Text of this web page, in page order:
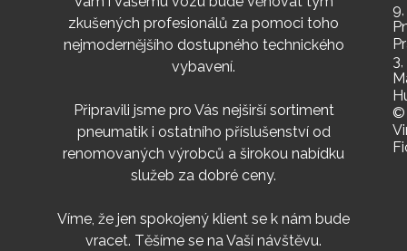
zkušených profesionálů za pomoci toho
nejmodernějšího dostupného technického
vybavení.
Připravili jsme pro Vás nejširší sortiment
pneumatik i ostatního příslušenství od
renomovaných výrobců a širokou nabídku
služeb za dobré ceny.
Víme, že jen spokojený klient se k nám bude
vracet. Těšíme se na Vaší návštěvu.
9,
3,
©